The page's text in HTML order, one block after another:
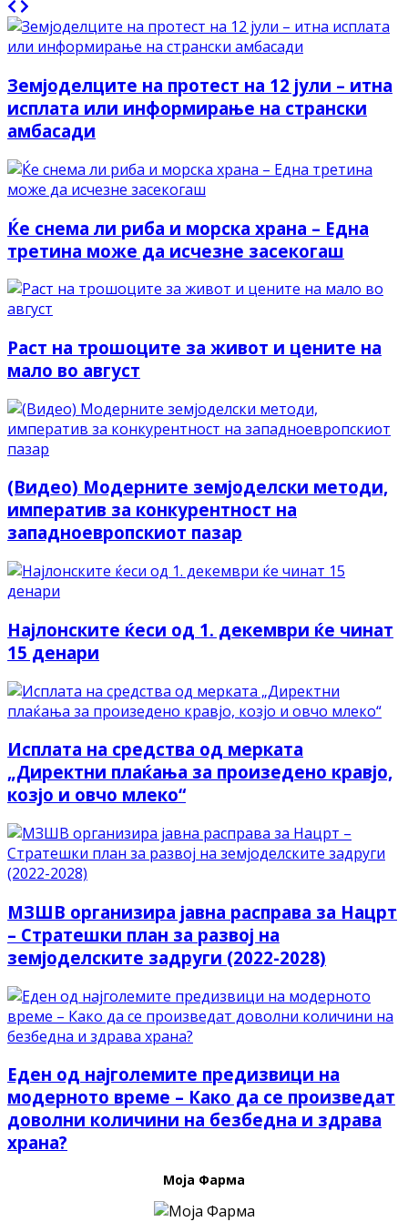
Земјоделците на протест на 12 јули – итна
исплата или информирање на странски
амбасади
Ќе снема ли риба и морска храна – Една
третина може да исчезне засекогаш
Раст на трошоците за живот и цените на
мало во август
(Видео) Модерните земјоделски методи,
императив за конкурентност на
западноевропскиот пазар
Најлонските ќеси од 1. декември ќе чинат
15 денари
Исплата на средства од мерката
„Директни плаќања за произедено кравјо,
козјо и овчо млеко“
МЗШВ организира јавна расправа за Нацрт
– Стратешки план за развој на
земјоделските задруги (2022-2028)
Еден од најголемите предизвици на
модерното време – Како да се произведат
доволни количини на безбедна и здрава
храна?
Моја Фарма